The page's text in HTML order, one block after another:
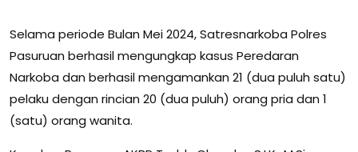
Selama periode Bulan Mei 2024, Satresnarkoba Polres
Pasuruan berhasil mengungkap kasus Peredaran
Narkoba dan berhasil mengamankan 21 (dua puluh satu)
pelaku dengan rincian 20 (dua puluh) orang pria dan 1
(satu) orang wanita.